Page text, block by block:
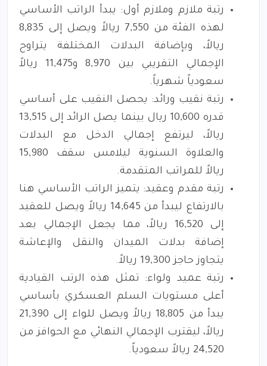
رتبة ملازم وملازم أول: يبدأ الراتب الأساسي
لهذه الفئة من 7,550 ريالاً ويصل إلى 8,835
ريالاً، وبإضافة البدلات المختلفة يتراوح
الإجمالي التقريبي بين 8,970 و11,475 ريالاً
سعودياً شهرياً.
رتبة نقيب ورائد: يحصل النقيب على أساسي
قدره 10,600 ريال بينما يصل الرائد إلى 13,515
ريالاً، ليرتفع إجمالي الدخل مع البدلات
والعلاوة السنوية ليلامس سقف 15,980
ريالاً للمراتب المتقدمة.
رتبة مقدم وعقيد: يتميز الراتب الأساسي هنا
بالارتفاع ليبدأ من 14,645 ريالاً ويصل للعقيد
إلى 16,520 ريالاً، مما يجعل الإجمالي بعد
إضافة بدلات الميدان والنقل والإعاشة
يتجاوز حاجز 19,300 ريالاً.
رتبة عميد ولواء: تمثل هذه الرتب القيادية
أعلى مستويات السلم العسكري بأساسي
يبدأ من 18,805 ريالاً ويصل للواء إلى 21,390
ريالاً، ليقترب الإجمالي النهائي مع الحوافز من
24,520 ريالاً سعودياً.